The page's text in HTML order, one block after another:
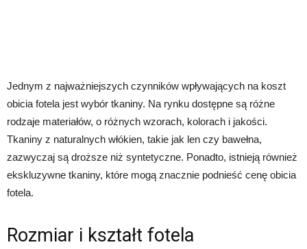
Jednym z najważniejszych czynników wpływających na koszt
obicia fotela jest wybór tkaniny. Na rynku dostępne są różne
rodzaje materiałów, o różnych wzorach, kolorach i jakości.
Tkaniny z naturalnych włókien, takie jak len czy bawełna,
zazwyczaj są droższe niż syntetyczne. Ponadto, istnieją również
ekskluzywne tkaniny, które mogą znacznie podnieść cenę obicia
fotela.
Rozmiar i kształt fotela